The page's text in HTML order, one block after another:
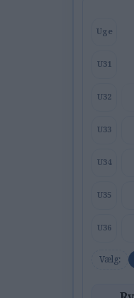
Uge
U31
U32
U33
U34
U35
U36
Vælg: